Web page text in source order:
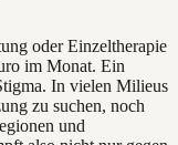
oder Einzeltherapie
im Monat. Ein
In vielen Milieus
zu suchen, noch
und